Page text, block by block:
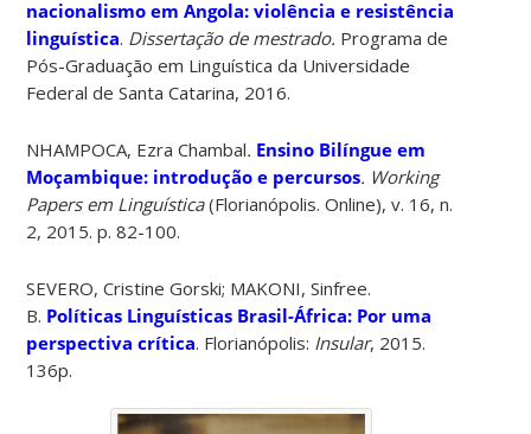
nacionalismo em Angola: violência e resistência
linguística. Dissertação de mestrado. Programa de
Pós-Graduação em Linguística da Universidade
Federal de Santa Catarina, 2016.
NHAMPOCA, Ezra Chambal. Ensino Bilíngue em
Moçambique: introdução e percursos. Working
Papers em Linguística(Florianópolis. Online), v. 16, n.
2, 2015. p. 82-100.
SEVERO, Cristine Gorski; MAKONI, Sinfree.
B. Políticas Linguísticas Brasil-África: Por uma
perspectiva crítica. Florianópolis: Insular, 2015.
136p.